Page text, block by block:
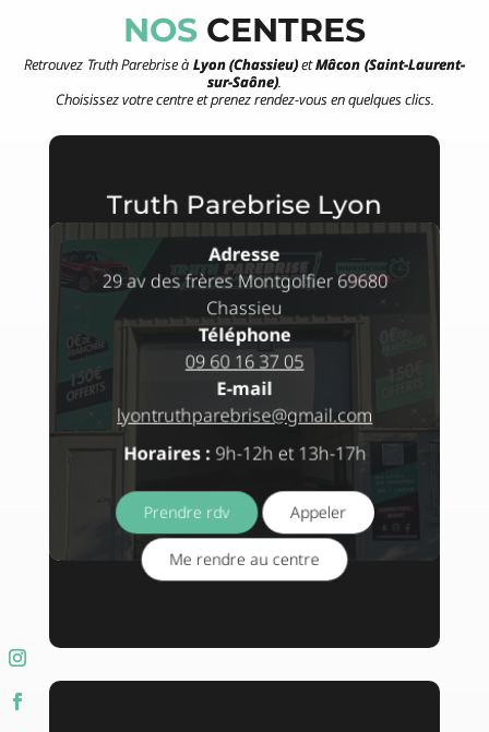
NOS CENTRES
Retrouvez Truth Parebrise à Lyon (Chassieu)etMâcon (Saint-Laurent-
sur-Saône)
Choisissez votre centre et prenez rendez-vous en quelques clics.
Truth Parebrise Lyon
Adresse
29 av des frères Montgolfier 69680
Chassieu
Téléphone
09 60 16 37 05
E-mail
lyontruthparebrise@gmail.com
Horaires :9h-12h et 13h-17h
Prendre rdv Appeler
Me rendre au centre